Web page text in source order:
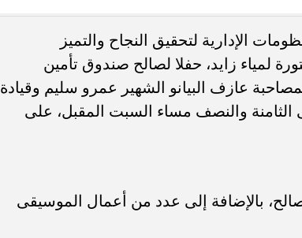
الإدارية لتحقيق النجاح والتميز
لمياء زايد، حفلا لصالح صندوق تأمين
عازف البيانو الشهير عمرو سليم وقيادة
الثامنة والنصف مساء السبت المقبل، على
بالإضافة إلى عدد من أعمال الموسيقى